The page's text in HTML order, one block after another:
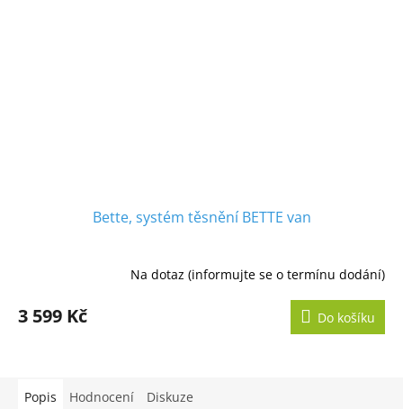
Bette, systém těsnění BETTE van
Na dotaz (informujte se o termínu dodání)
3 599 Kč Do košíku
Popis Hodnocení Diskuze